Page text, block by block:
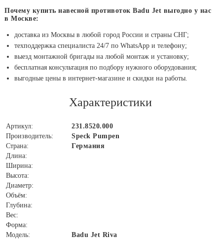
Почему купить навесной противоток Badu Jet выгодно у нас
в Москве:
доставка из Москвы в любой город России и страны СНГ;
техподдержка специалиста 24/7 по WhatsApp и телефону;
выезд монтажной бригады на любой монтаж и установку;
бесплатная консультация по подбору нужного оборудования;
выгодные цены в интернет-магазине и скидки на работы.
Характеристики
Артикул:
231.8520.000
Производитель:
Speck Pumpen
Страна:
Германия
Длина:
Ширина:
Высота:
Диаметр:
Объём:
Глубина:
Вес:
Форма:
Модель:
Badu Jet Riva